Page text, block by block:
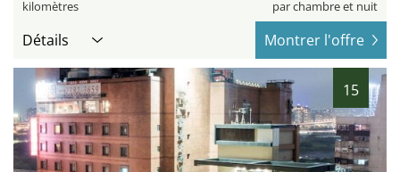
kilomètres par chambre et nuit
Détails Montrer l'offre
15